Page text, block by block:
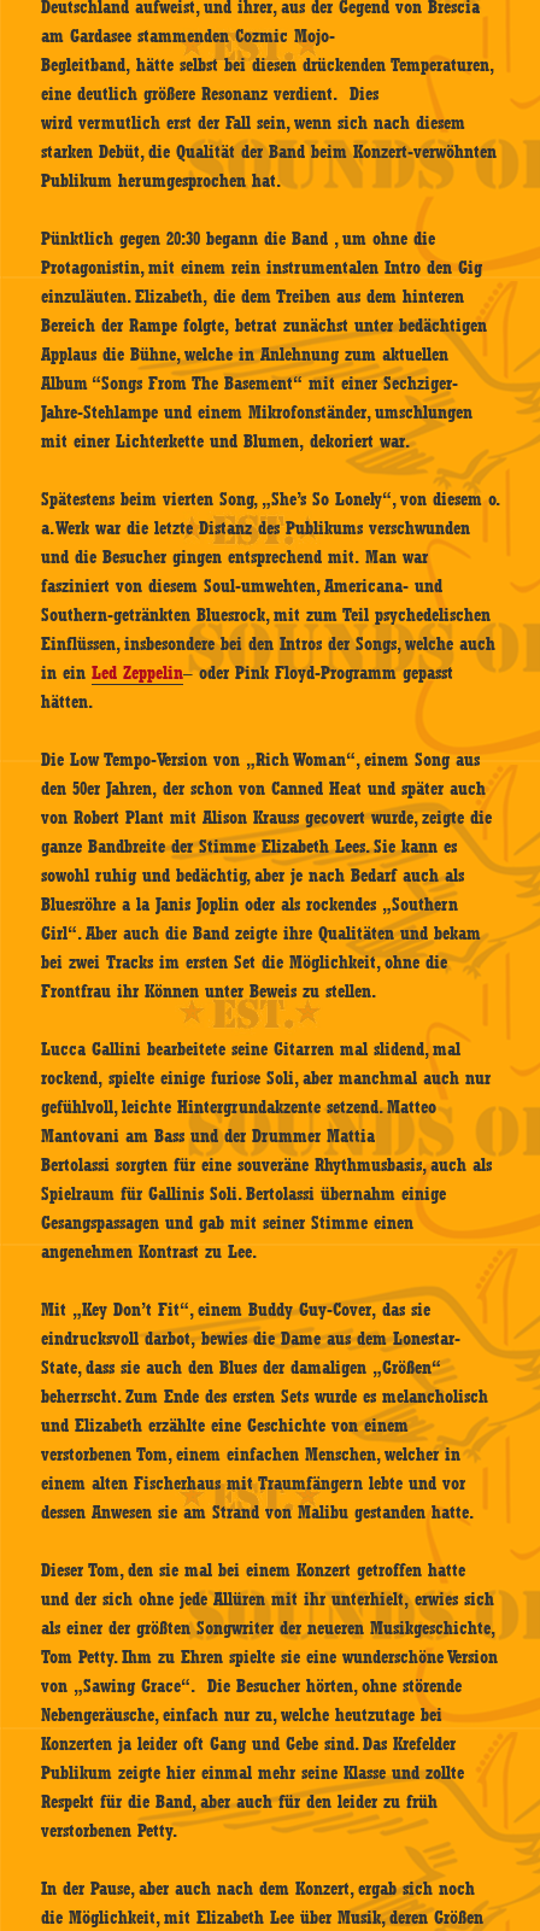
Deutschland aufweist, und ihrer, aus der Gegend von Brescia
am Gardasee stammenden Cozmic Mojo-
Begleitband, hätte selbst bei diesen drückenden Temperaturen,
eine deutlich größere Resonanz verdient. Dies
wird vermutlich erst der Fall sein, wenn sich nach diesem
starken Debüt, die Qualität der Band beim Konzert-verwöhnten
Publikum herumgesprochen hat.
Pünktlich gegen 20:30 begann die Band , um ohne die
Protagonistin, mit einem rein instrumentalen Intro den Gig
einzuläuten. Elizabeth, die dem Treiben aus dem hinteren
Bereich der Rampe folgte, betrat zunächst unter bedächtigen
Applaus die Bühne, welche in Anlehnung zum aktuellen
Album “Songs From The Basement“ mit einer Sechziger-
Jahre-Stehlampe und einem Mikrofonständer, umschlungen
mit einer Lichterkette und Blumen, dekoriert war.
Spätestens beim vierten Song, „She’s So Lonely“, von diesem o.
a. Werk war die letzte Distanz des Publikums verschwunden
und die Besucher gingen entsprechend mit. Man war
fasziniert von diesem Soul-umwehten, Americana- und
Southern-getränkten Bluesrock, mit zum Teil psychedelischen
Einflüssen, insbesondere bei den Intros der Songs, welche auch
in einLed Zeppelin– oder Pink Floyd-Programm gepasst
hätten.
Die Low Tempo-Version von „Rich Woman“, einem Song aus
den 50er Jahren, der schon von Canned Heat und später auch
von Robert Plant mit Alison Krauss gecovert wurde, zeigte die
ganze Bandbreite der Stimme Elizabeth Lees. Sie kann es
sowohl ruhig und bedächtig, aber je nach Bedarf auch als
Bluesröhre a la Janis Joplin oder als rockendes „Southern
Girl“. Aber auch die Band zeigte ihre Qualitäten und bekam
bei zwei Tracks im ersten Set die Möglichkeit, ohne die
Frontfrau ihr Können unter Beweis zu stellen.
Lucca Gallini bearbeitete seine Gitarren mal slidend, mal
rockend, spielte einige furiose Soli, aber manchmal auch nur
gefühlvoll, leichte Hintergrundakzente setzend. Matteo
Mantovani am Bass und der Drummer Mattia
Bertolassi sorgten für eine souveräne Rhythmusbasis, auch als
Spielraum für Gallinis Soli. Bertolassi übernahm einige
Gesangspassagen und gab mit seiner Stimme einen
angenehmen Kontrast zu Lee.
Mit „Key Don’t Fit“, einem Buddy Guy-Cover, das sie
eindrucksvoll darbot, bewies die Dame aus dem Lonestar-
State, dass sie auch den Blues der damaligen „Größen“
beherrscht. Zum Ende des ersten Sets wurde es melancholisch
und Elizabeth erzählte eine Geschichte von einem
verstorbenen Tom, einem einfachen Menschen, welcher in
einem alten Fischerhaus mit Traumfängern lebte und vor
dessen Anwesen sie am Strand von Malibu gestanden hatte.
Dieser Tom, den sie mal bei einem Konzert getroffen hatte
und der sich ohne jede Allüren mit ihr unterhielt, erwies sich
als einer der größten Songwriter der neueren Musikgeschichte,
Tom Petty. Ihm zu Ehren spielte sie eine wunderschöne Version
von „Sawing Grace“. Die Besucher hörten, ohne störende
Nebengeräusche, einfach nur zu, welche heutzutage bei
Konzerten ja leider oft Gang und Gebe sind. Das Krefelder
Publikum zeigte hier einmal mehr seine Klasse und zollte
Respekt für die Band, aber auch für den leider zu früh
verstorbenen Petty.
In der Pause, aber auch nach dem Konzert, ergab sich noch
die Möglichkeit, mit Elizabeth Lee über Musik, deren Größen